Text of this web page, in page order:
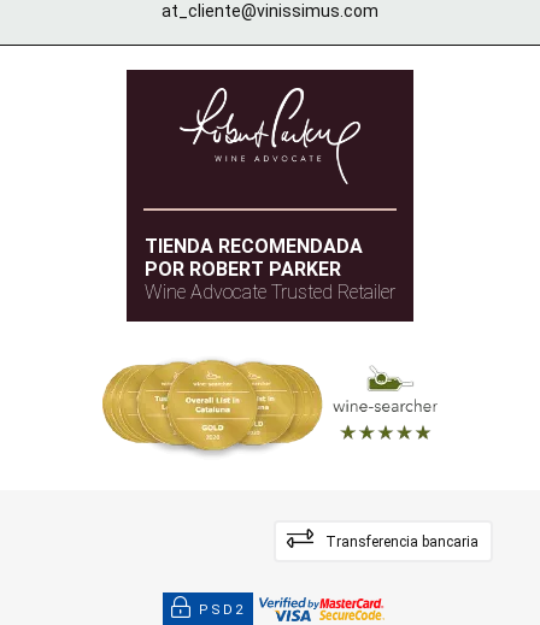
at_cliente@vinissimus.com
TIENDA RECOMENDADA
POR ROBERT PARKER
Wine Advocate Trusted Retailer
Transferencia bancaria
PSD2